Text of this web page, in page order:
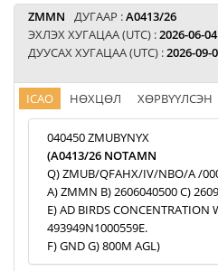
ZMMN ДУГААР :A0413/26
ЭХЛЭХ ХУГАЦАА (UTC) :2026-06-
ДУУСАХ ХУГАЦАА (UTC) :2026-09-
ICAO НӨХЦӨЛ ХӨРВҮҮЛСЭН
040450 ZMUBYNYX
(A0413/26 NOTAMN
Q) ZMUB/QFAHX/IV/NBO/A /
A) ZMMN B) 2606040500 C)
E) AD BIRDS CONCENTRATION
493949N1000559E.
F) GND G) 800M AGL)